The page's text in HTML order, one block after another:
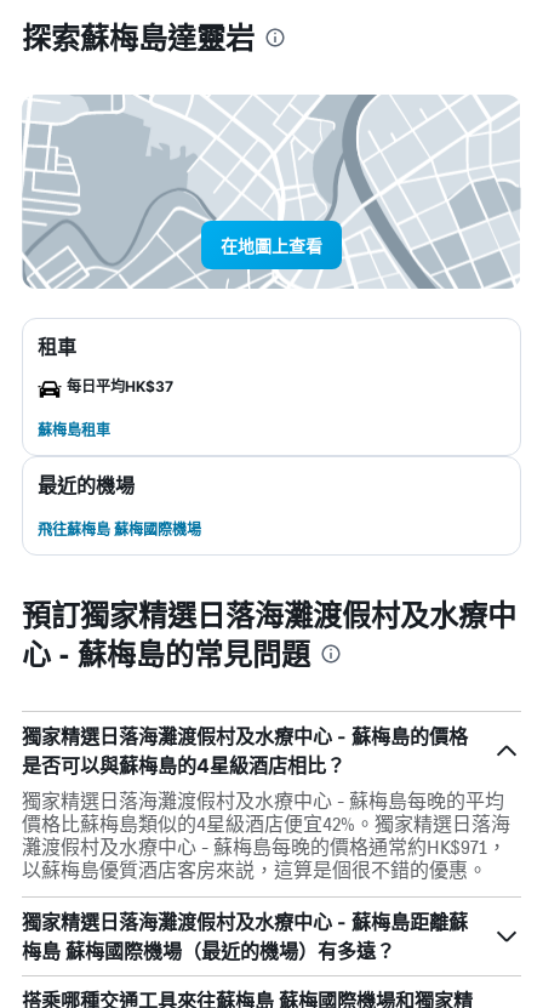
探索蘇梅島達靈岩
在地圖上查看
租車
每日平均HK$37
蘇梅島租車
最近的機場
飛往蘇梅島 蘇梅國際機場
預訂獨家精選日落海灘渡假村及水療中
心 - 蘇梅島的常見問題
獨家精選日落海灘渡假村及水療中心 - 蘇梅島的價格
是否可以與蘇梅島的4星級酒店相比？
獨家精選日落海灘渡假村及水療中心 - 蘇梅島每晚的平均
價格比蘇梅島類似的4星級酒店便宜42%。獨家精選日落海
灘渡假村及水療中心 - 蘇梅島每晚的價格通常約HK$971，
以蘇梅島優質酒店客房來説，這算是個很不錯的優惠。
獨家精選日落海灘渡假村及水療中心 - 蘇梅島距離蘇
梅島 蘇梅國際機場（最近的機場）有多遠？
搭乘哪種交通工具來往蘇梅島 蘇梅國際機場和獨家精